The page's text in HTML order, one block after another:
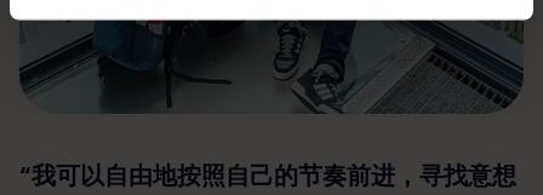
“我可以自由地按照自己的节奏前进，寻找意想